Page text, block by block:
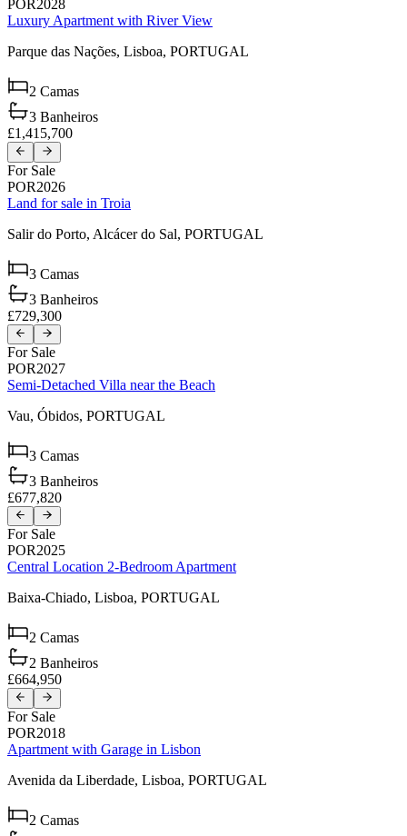
POR2028
Luxury Apartment with River View
Parque das Nações, Lisboa, PORTUGAL
2 Camas
3 Banheiros
£1,415,700
For Sale
POR2026
Land for sale in Troia
Salir do Porto, Alcácer do Sal, PORTUGAL
3 Camas
3 Banheiros
£729,300
For Sale
POR2027
Semi-Detached Villa near the Beach
Vau, Óbidos, PORTUGAL
3 Camas
3 Banheiros
£677,820
For Sale
POR2025
Central Location 2-Bedroom Apartment
Baixa-Chiado, Lisboa, PORTUGAL
2 Camas
2 Banheiros
£664,950
For Sale
POR2018
Apartment with Garage in Lisbon
Avenida da Liberdade, Lisboa, PORTUGAL
2 Camas